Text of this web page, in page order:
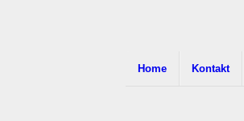
Home Kontakt